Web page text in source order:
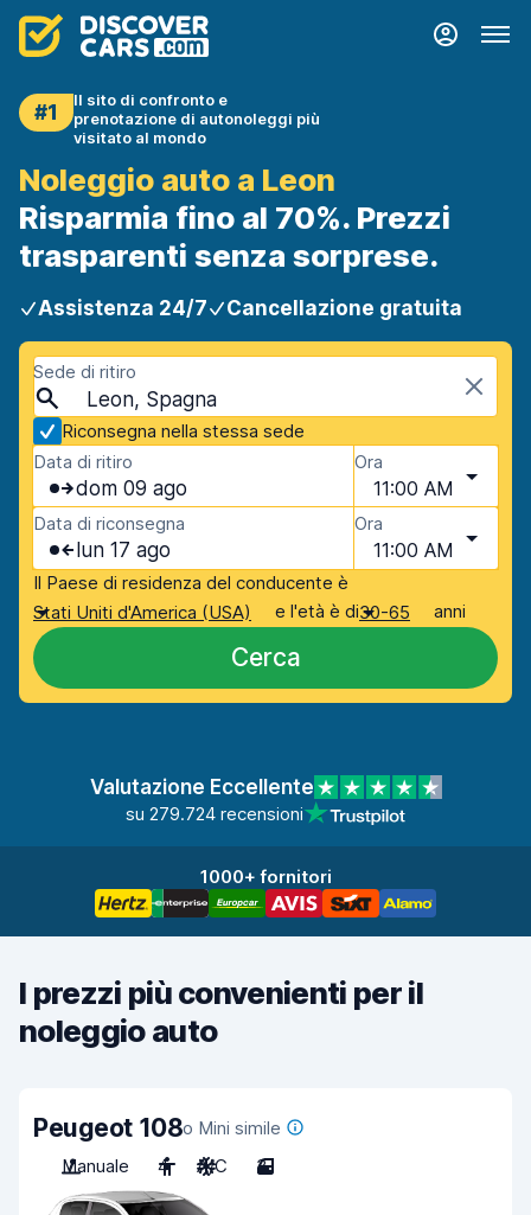
#1
Il sito di confronto e
prenotazione di autonoleggi più
visitato al mondo
Noleggio auto a Leon
Risparmia fino al 70%. Prezzi
trasparenti senza sorprese.
Assistenza 24/7 Cancellazione gratuita
Sede di ritiro
Leon, Spagna
Riconsegna nella stessa sede
Data di ritiro
dom 09 ago
Ora
11:00 AM
Data di riconsegna
lun 17 ago
Ora
11:00 AM
Il Paese di residenza del conducente è
Stati Uniti d'America (USA)
e l'età è di30-65 anni
Cerca
Valutazione Eccellente
su 279.724 recensioni
1000+ fornitori
I prezzi più convenienti per il
noleggio auto
Peugeot 108o Mini simile
Manuale
4 A/C 3